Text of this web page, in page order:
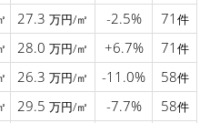
27.3 万円/㎡ -2.5% 71 件
28.0 万円/㎡ +6.7% 71 件
26.3 万円/㎡ -11.0% 58件
29.5 万円/㎡ -7.7% 58件